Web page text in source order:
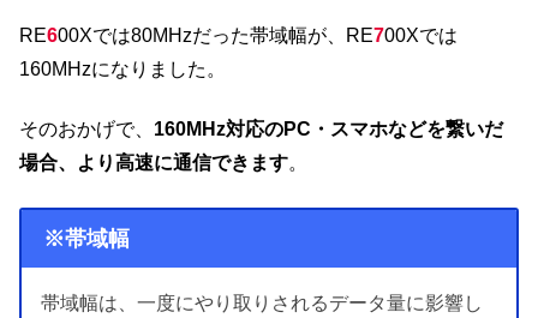
RE600Xでは80MHzだった帯域幅が、RE700Xでは
160MHzになりました。
そのおかげで、 160MHz対応のPC・スマホなどを繋いだ
場合、より高速に通信できます。
※帯域幅
帯域幅は、一度にやり取りされるデータ量に影響し